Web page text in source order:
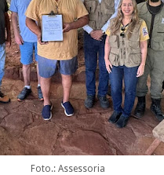
Foto.: Assessoria